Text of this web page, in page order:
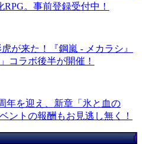
。事前登録受付中！
が来た！『鋼嵐 - メカラシ』
コラボ後半が開催！
年を迎え、新章「氷と血の
ントの報酬もお見逃し無く！